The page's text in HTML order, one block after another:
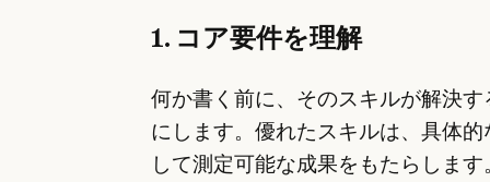
1. コア要件を理解
何か書く前に、そのスキルが解決
にします。優れたスキルは、具体
して測定可能な成果をもたらしま